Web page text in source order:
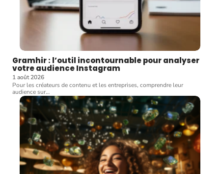
Gramhir : l’outil incontournable pour analyser
votre audience Instagram
1 août 2026
Pour les créateurs de contenu et les entreprises, comprendre leur
audience sur…